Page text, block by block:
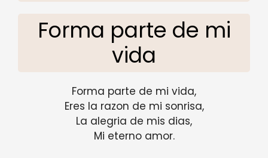
Forma parte de mi
vida
Forma parte de mi vida,
Eres la razon de mi sonrisa,
La alegria de mis dias,
Mi eterno amor.